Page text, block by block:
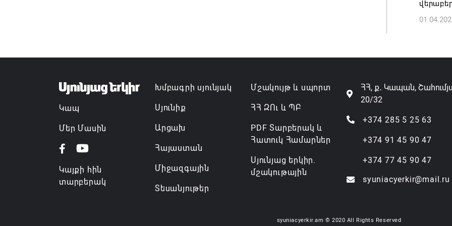
Կապ
Մեր Մասին
Կայքի հին
տարբերակ
Խմբագրի սյունյակ
Սյունիք
Արցախ
Հայաստան
Միջազգային
Տեսանյութեր
Մշակույթ և սպորտ
ՀՀ ԶՈւ և ՊԲ
PDF Տարբերակ և
Հատուկ Համարներ
Սյունյաց երկիր.
մշակութային
ՀՀ, ք․ Կապան,
20/32
+374 285 5 25 63
+374 91 45 90 47
+374 77 45 90 47
syuniacyerkir@mail.ru
syuniacyerkir.am © 2020 All Rights Reserved